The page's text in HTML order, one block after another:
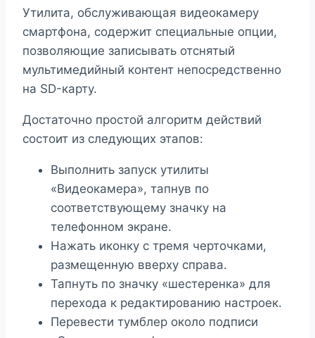
Утилита, обслуживающая видеокамеру
смартфона, содержит специальные опции,
позволяющие записывать отснятый
мультимедийный контент непосредственно
на SD-карту.
Достаточно простой алгоритм действий
состоит из следующих этапов:
Выполнить запуск утилиты
«Видеокамера», тапнув по
соответствующему значку на
телефонном экране.
Нажать иконку с тремя черточками,
размещенную вверху справа.
Тапнуть по значку «шестеренка» для
перехода к редактированию настроек.
Перевести тумблер около подписи